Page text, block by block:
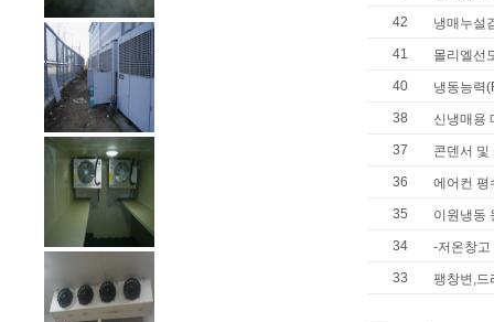
42
냉매누설
41
몰리엘선
40
냉동능력
38
신냉매용
37
콘덴서 및
36
에어컨 평
35
이원냉동
34
-저온창고
33
팽창변,드